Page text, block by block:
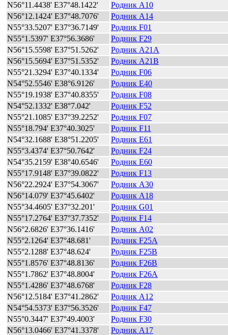
N56°11.4438' E37°48.1422'
Родник A10
N56°12.1424' E37°48.7076'
Родник A14
N55°33.5207' E37°36.7149'
Родник F01
N55°1.5397' E37°56.3686'
Родник F29
N56°15.5598' E37°51.5262'
Родник A21A
N56°15.5694' E37°51.5352'
Родник A21B
N55°21.3294' E37°40.1334'
Родник F06
N54°52.5546' E38°6.9126'
Родник E40
N55°19.1938' E37°40.8355'
Родник F08
N54°52.1332' E38°7.042'
Родник F52
N55°21.1085' E37°39.2252'
Родник F07
N55°18.794' E37°40.3025'
Родник F11
N54°32.1688' E38°51.2205'
Родник E61
N55°3.4374' E37°50.7642'
Родник F24
N54°35.2159' E38°40.6546'
Родник E60
N55°17.9148' E37°39.0822'
Родник F13
N56°22.2924' E37°54.3067'
Родник A30
N56°14.079' E37°45.6402'
Родник A18
N55°34.4605' E37°32.201'
Родник G01
N55°17.2764' E37°37.7352'
Родник F14
N56°2.6826' E37°36.1416'
Родник A02
N55°2.1264' E37°48.681'
Родник F25A
N55°2.1288' E37°48.624'
Родник F25B
N55°1.8576' E37°48.8136'
Родник F26B
N55°1.7862' E37°48.8004'
Родник F26A
N55°1.4286' E37°48.6768'
Родник F28
N56°12.5184' E37°41.2862'
Родник A12
N54°54.5373' E37°56.3526'
Родник F47
N55°0.3447' E37°49.4003'
Родник F30
N56°13.0466' E37°41.3378'
Родник A17